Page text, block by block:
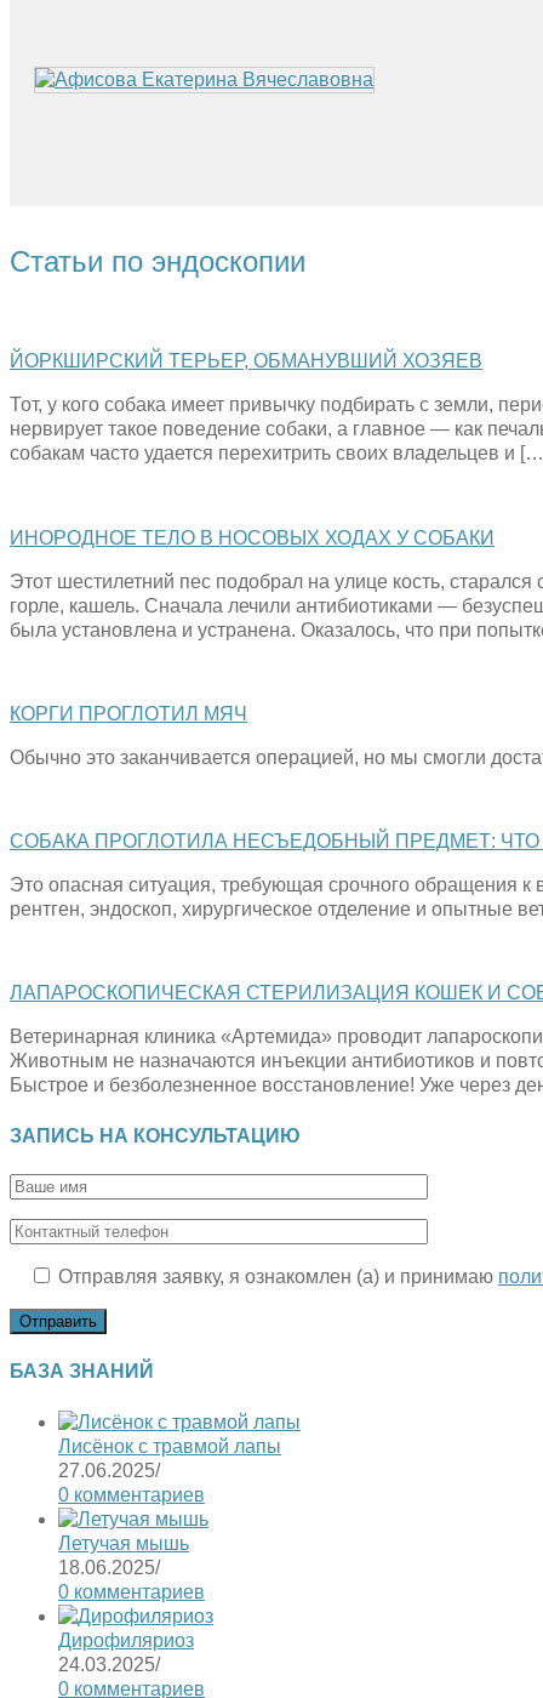
Статьи по эндоскопии
ЙОРКШИРСКИЙ ТЕРЬЕР, ОБМАНУВШИЙ ХОЗЯЕВ
Тот, у кого собака имеет привычку подбирать с земли,
нервирует такое поведение собаки, а главное — как
собакам часто удается перехитрить своих владельцев и
ИНОРОДНОЕ ТЕЛО В НОСОВЫХ ХОДАХ У СОБАКИ
Этот шестилетний пес подобрал на улице кость,
горле, кашель. Сначала лечили антибиотиками —
была установлена и устранена. Оказалось, что при
КОРГИ ПРОГЛОТИЛ МЯЧ
Обычно это заканчивается операцией, но мы смогли
СОБАКА ПРОГЛОТИЛА НЕСЪЕДОБНЫЙ ПРЕДМЕТ: ЧТО
Это опасная ситуация, требующая срочного обращения к
рентген, эндоскоп, хирургическое отделение и опытные
ЛАПАРОСКОПИЧЕСКАЯ СТЕРИЛИЗАЦИЯ КОШЕК И
Ветеринарная клиника «Артемида» проводит
Животным не назначаются инъекции антибиотиков и
Быстрое и безболезненное восстановление! Уже через
ЗАПИСЬ НА КОНСУЛЬТАЦИЮ
Отправляя заявку, я ознакомлен (а) и принимаю
БАЗА ЗНАНИЙ
Лисёнок с травмой лапы
27.06.2025/
0 комментариев
Летучая мышь
18.06.2025/
0 комментариев
Дирофиляриоз
24.03.2025/
0 комментариев